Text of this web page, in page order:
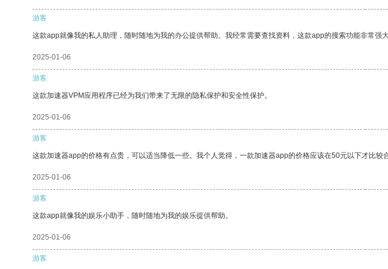
游客
这款app就像我的私人助理，随时随地为我的办公提供帮助。我经常需要查找资料，这款app的搜索功能非常强
2025-01-06
游客
这款加速器VPM应用程序已经为我们带来了无限的隐私保护和安全性保护。
2025-01-06
游客
这款加速器app的价格有点贵，可以适当降低一些。我个人觉得，一款加速器app的价格应该在50元以下才比较合
2025-01-06
游客
这款app就像我的娱乐小助手，随时随地为我的娱乐提供帮助。
2025-01-06
游客